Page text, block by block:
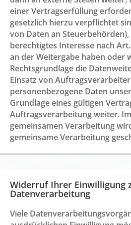
einer Vertragserfüllung
gesetzlich hierzu verpflichtet
von Daten an
berechtigtes Interesse nach Art.
an der Weitergabe haben oder
Rechtsgrundlage die
Einsatz von
personenbezogene Daten
Grundlage eines gültigen
Auftragsverarbeitung weiter.
gemeinsamen Verarbeitung
gemeinsame Verarbeitung
Widerruf Ihrer Einwilligung
Datenverarbeitung
Viele